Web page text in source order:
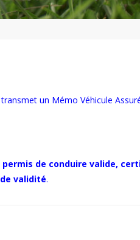
un Mémo Véhicule
permis de conduire valide,
validité.